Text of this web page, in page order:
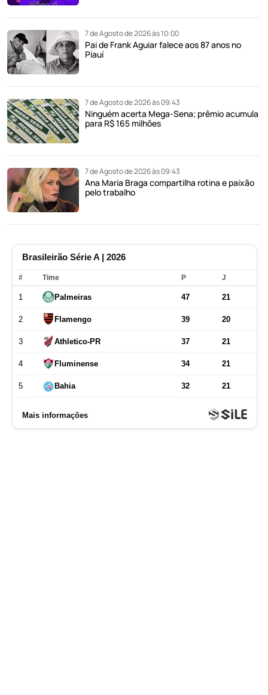
7 de Agosto de 2026 às 10:00
Pai de Frank Aguiar falece aos 87 anos no
Piauí
7 de Agosto de 2026 às 09:43
Ninguém acerta Mega-Sena; prêmio acumula
para R$ 165 milhões
7 de Agosto de 2026 às 09:43
Ana Maria Braga compartilha rotina e paixão
pelo trabalho